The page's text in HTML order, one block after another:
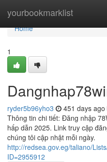
yourbookmarklist
Home
Home
1
ryder5b96yho3 451 days ago
Thông tin chi tiết: Đăng nhập
hấp dẫn 2025. Link truy cập
chúng tôi cập nhật mỗi ngày.
http://redsea.gov.eg/taliano/
ID=2955912